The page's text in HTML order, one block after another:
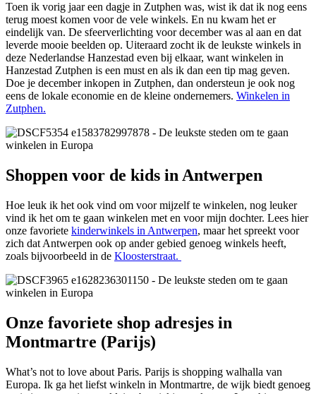
Toen ik vorig jaar een dagje in Zutphen was, wist ik dat ik nog eens
terug moest komen voor de vele winkels. En nu kwam het er
eindelijk van. De sfeerverlichting voor december was al aan en dat
leverde mooie beelden op. Uiteraard zocht ik de leukste winkels in
deze Nederlandse Hanzestad even bij elkaar, want winkelen in
Hanzestad Zutphen is een must en als ik dan een tip mag geven.
Doe je december inkopen in Zutphen, dan ondersteun je ook nog
eens de lokale economie en de kleine ondernemers. Winkelen in
Zutphen.
Shoppen voor de kids in Antwerpen
Hoe leuk ik het ook vind om voor mijzelf te winkelen, nog leuker
vind ik het om te gaan winkelen met en voor mijn dochter. Lees hier
onze favoriete kinderwinkels in Antwerpen, maar het spreekt voor
zich dat Antwerpen ook op ander gebied genoeg winkels heeft,
zoals bijvoorbeeld in de Kloosterstraat.
Onze favoriete shop adresjes in
Montmartre (Parijs)
What’s not to love about Paris. Parijs is shopping walhalla van
Europa. Ik ga het liefst winkeln in Montmartre, de wijk biedt genoeg